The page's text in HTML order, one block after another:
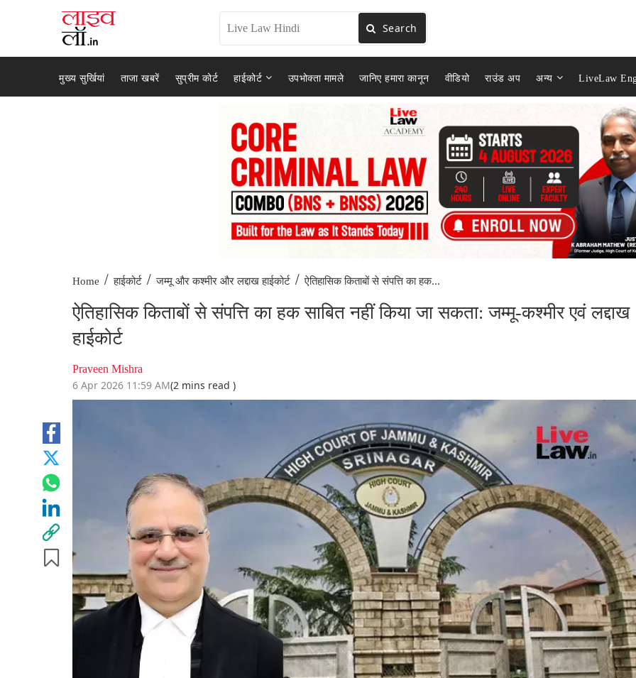
Search
मुख्य सुर्खियां ताजा खबरें सुप्रीम कोर्ट हाईकोर्ट उपभोक्ता मामले जानिए हमारा कानून वीडियो राउंड अप अन्य LiveLaw
Home / हाईकोर्ट / जम्मू और कश्मीर और लद्दाख हाईकोर्ट / ऐतिहासिक किताबों से संपत्ति का हक...
ऐतिहासिक किताबों से संपत्ति का हक साबित नहीं किया जा सकता: जम्मू-कश्मीर एवं लद्दाख
हाईकोर्ट
Praveen Mishra
6 Apr 2026 11:59 AM(2 mins read )